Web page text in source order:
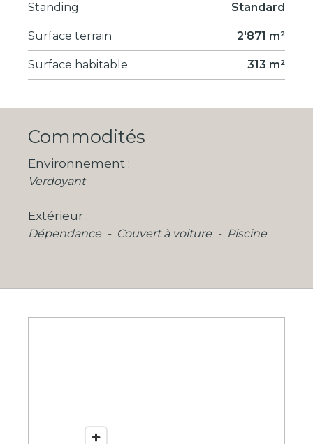
Standing Standard
Surface terrain 2'871 m²
Surface habitable 313 m²
Commodités
Environnement
Verdoyant
Extérieur
Dépendance Couvert à voiture Piscine